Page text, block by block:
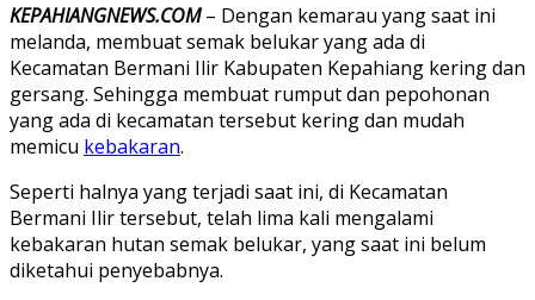
KEPAHIANGNEWS.COM– Dengan kemarau yang saat ini
melanda, membuat semak belukar yang ada di
Kecamatan Bermani Ilir Kabupaten Kepahiang kering dan
gersang. Sehingga membuat rumput dan pepohonan
yang ada di kecamatan tersebut kering dan mudah
memicu kebakaran.
Seperti halnya yang terjadi saat ini, di Kecamatan
Bermani Ilir tersebut, telah lima kali mengalami
kebakaran hutan semak belukar, yang saat ini belum
diketahui penyebabnya.